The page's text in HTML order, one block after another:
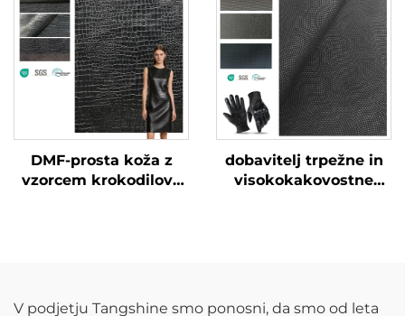
DMF-prosta koža z
vzorcem krokodilove
dobavitelj trpežne in
visokokakovostne
V podjetju Tangshine smo ponosni, da smo od leta